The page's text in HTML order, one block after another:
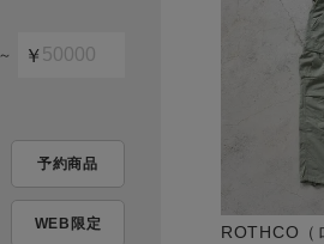
～
予約商品
WEB限定 ROTHCO（